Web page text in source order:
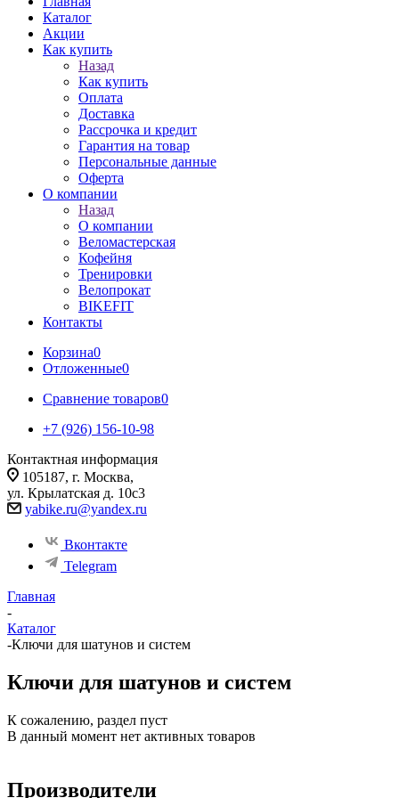
Каталог
Акции
Как купить
Назад
Как купить
Оплата
Доставка
Рассрочка и кредит
Гарантия на товар
Персональные данные
Оферта
О компании
Назад
О компании
Веломастерская
Кофейня
Тренировки
Велопрокат
BIKEFIT
Контакты
Корзина0
Отложенные0
Сравнение товаров0
+7 (926) 156-10-98
Контактная информация
105187, г. Москва,
ул. Крылатская д. 10с3
yabike.ru@yandex.ru
Вконтакте
Telegram
Главная
-
Каталог
-Ключи для шатунов и систем
Ключи для шатунов и систем
К сожалению, раздел пуст
В данный момент нет активных товаров
Производители